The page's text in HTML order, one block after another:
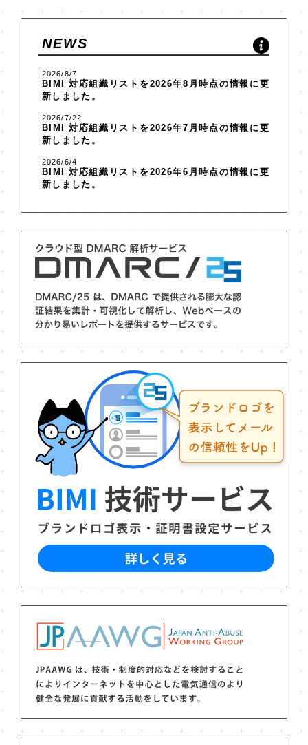
NEWS
2026/8/7
BIMI 対応組織リスト を2026年8月時点の情報に更
新しました。
2026/7/22
BIMI 対応組織リスト を2026年7月時点の情報に更
新しました。
2026/6/4
BIMI 対応組織リスト を2026年6月時点の情報に更
新しました。